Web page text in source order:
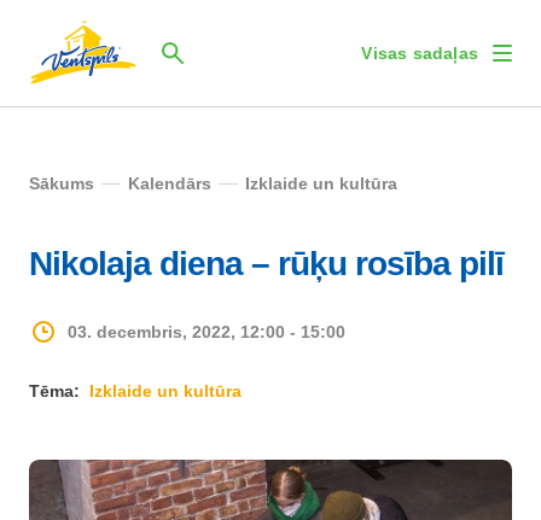
Visas sadaļas
Sākums Kalendārs Izklaide un kultūra
Nikolaja diena – rūķu rosība pilī
03. decembris, 2022, 12:00 - 15:00
Tēma: Izklaide un kultūra